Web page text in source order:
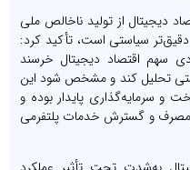
دیجیتال از تولید ناخالص ملی
سیاستی است، تأکید کرد:
سهم اقتصاد دیجیتال خرسند
تحلیل کند و مشخص شود این
و سرمایه‌گذاری پایدار بوده و
مصرف و گسترش خدمات پلتفرمی